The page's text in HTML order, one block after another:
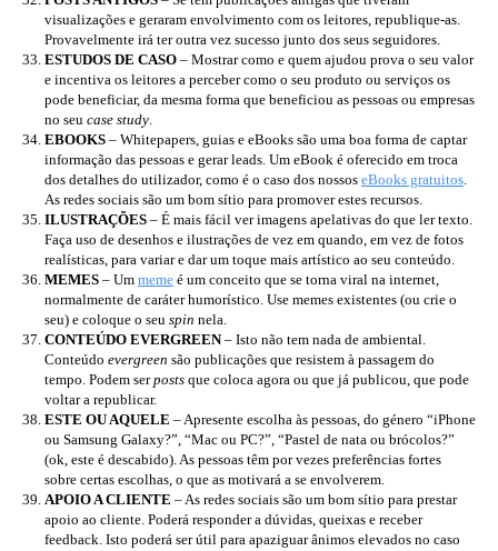
visualizações e geraram envolvimento com os leitores, republique-as.
Provavelmente irá ter outra vez sucesso junto dos seus seguidores.
ESTUDOS DE CASO – Mostrar como e quem ajudou prova o seu valor
e incentiva os leitores a perceber como o seu produto ou serviços os
pode beneficiar, da mesma forma que beneficiou as pessoas ou empresas
no seu case study.
EBOOKS – Whitepapers, guias e eBooks são uma boa forma de captar
informação das pessoas e gerar leads. Um eBook é oferecido em troca
dos detalhes do utilizador, como é o caso dos nossos eBooks gratuitos.
As redes sociais são um bom sítio para promover estes recursos.
ILUSTRAÇÕES – É mais fácil ver imagens apelativas do que ler texto.
Faça uso de desenhos e ilustrações de vez em quando, em vez de fotos
realísticas, para variar e dar um toque mais artístico ao seu conteúdo.
MEMES – Um meme é um conceito que se torna viral na internet,
normalmente de caráter humorístico. Use memes existentes (ou crie o
seu) e coloque o seu spin nela.
CONTEÚDO EVERGREEN– Isto não tem nada de ambiental.
Conteúdo evergreen são publicações que resistem à passagem do
tempo. Podem serposts que coloca agora ou que já publicou, que pode
voltar a republicar.
ESTE OU AQUELE – Apresente escolha às pessoas, do género “iPhone
ou Samsung Galaxy?”, “Mac ou PC?”, “Pastel de nata ou brócolos?”
(ok, este é descabido). As pessoas têm por vezes preferências fortes
sobre certas escolhas, o que as motivará a se envolverem.
APOIO A CLIENTE – As redes sociais são um bom sítio para prestar
apoio ao cliente. Poderá responder a dúvidas, queixas e receber
feedback. Isto poderá ser útil para apaziguar ânimos elevados no caso